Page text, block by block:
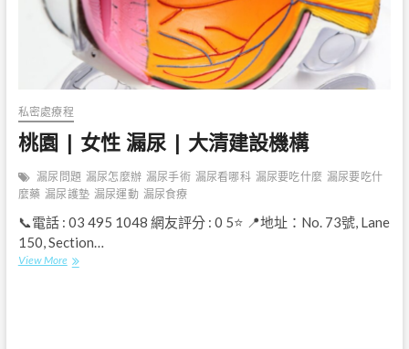
Hospital
私密處療程
桃園 | 女性 漏尿 | 大清建設機構
漏尿問題 漏尿怎麼辦 漏尿手術 漏尿看哪科 漏尿要吃什麼 漏尿要吃什
麼藥 漏尿護墊 漏尿運動 漏尿食療
📞電話 : 03 495 1048 網友評分 : 0 5⭐ 📍地址：No. 73號, Lane
150, Section…
View More桃